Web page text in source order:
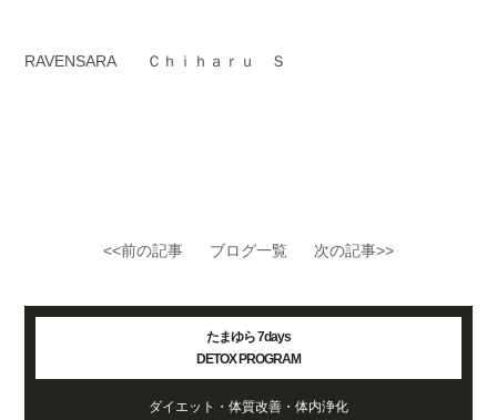
RAVENSARA Ｃｈｉｈａｒｕ Ｓ
<<前の記事 ブログ一覧 次の記事>>
たまゆら 7days
DETOX PROGRAM
ダイエット・体質改善・体内浄化